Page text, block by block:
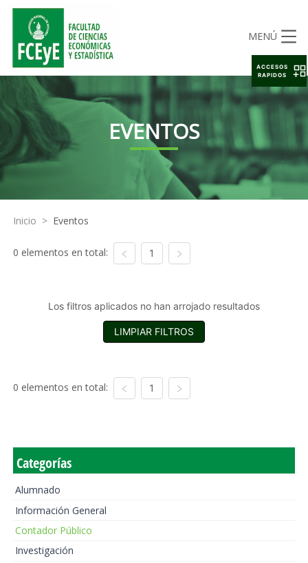
MENÚ
EVENTOS
Inicio > Eventos
0 elementos en total: 1
Los filtros aplicados no han arrojado resultados
LIMPIAR FILTROS
0 elementos en total: 1
Categorías
Alumnado
Información General
Contador Público
Investigación
ACCESOS
RAPIDOS